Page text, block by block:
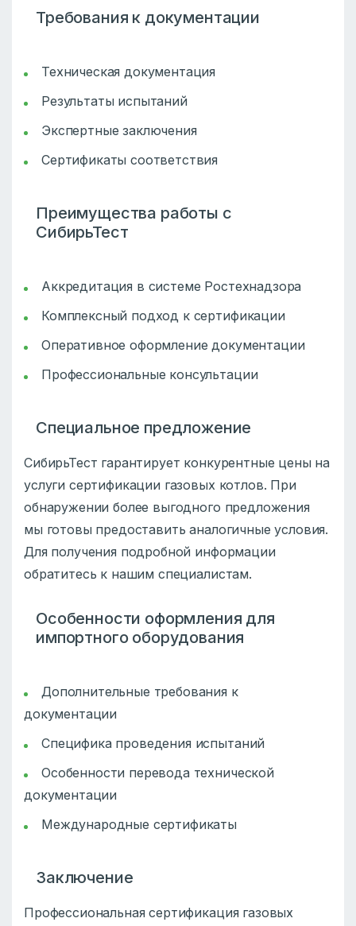
Требования к документации
Техническая документация
Результаты испытаний
Экспертные заключения
Сертификаты соответствия
Преимущества работы с
СибирьТест
Аккредитация в системе Ростехнадзора
Комплексный подход к сертификации
Оперативное оформление документации
Профессиональные консультации
Специальное предложение
СибирьТест гарантирует конкурентные цены на
услуги сертификации газовых котлов. При
обнаружении более выгодного предложения
мы готовы предоставить аналогичные условия.
Для получения подробной информации
обратитесь к нашим специалистам.
Особенности оформления для
импортного оборудования
Дополнительные требования к
документации
Специфика проведения испытаний
Особенности перевода технической
документации
Международные сертификаты
Заключение
Профессиональная сертификация газовых